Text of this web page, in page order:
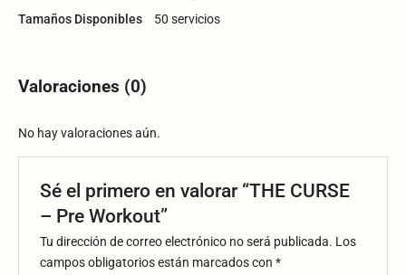
Tamaños Disponibles 50 servicios
Valoraciones (0)
No hay valoraciones aún.
Sé el primero en valorar “THE CURSE
– Pre Workout”
Tu dirección de correo electrónico no será publicada. Los
campos obligatorios están marcados con*